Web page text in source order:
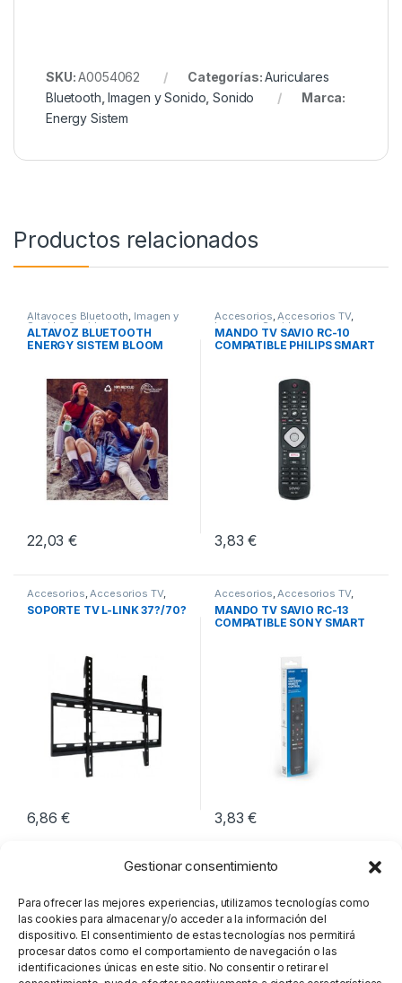
Gestionar consentimiento
Para ofrecer las mejores experiencias, utilizamos tecnologías como
las cookies para almacenar y/o acceder a la información del
dispositivo. El consentimiento de estas tecnologías nos permitirá
procesar datos como el comportamiento de navegación o las
identificaciones únicas en este sitio. No consentir o retirar el
SKU:A0054062 Categorías:Auriculares
Bluetooth ,Imagen y Sonido ,Sonido
Marca:
Energy Sistem
Productos relacionados
Altavoces Bluetooth, Imagen y
Sonido,Sonido
ALTAVOZ BLUETOOTH
ENERGY SISTEM BLOOM
22,03€
Accesorios,Accesorios TV,
Imagen y Sonido
MANDO TV SAVIO RC-10
COMPATIBLE PHILIPS SMART
3,83€
Accesorios,Accesorios TV,
Imagen y Sonido
SOPORTE TV L-LINK 37?/70?
6,86€
Accesorios,Accesorios TV,
Imagen y Sonido
MANDO TV SAVIO RC-13
COMPATIBLE SONY SMART
3,83€